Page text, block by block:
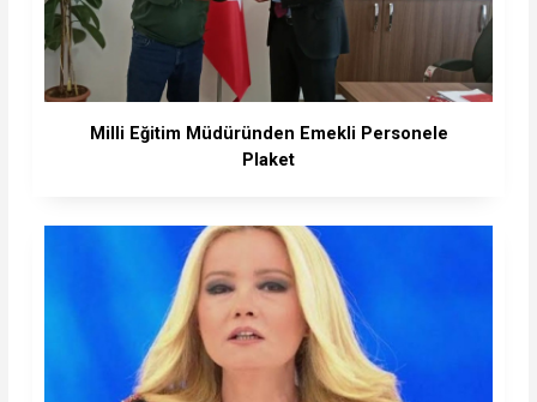
Milli Eğitim Müdüründen Emekli Personele
Plaket